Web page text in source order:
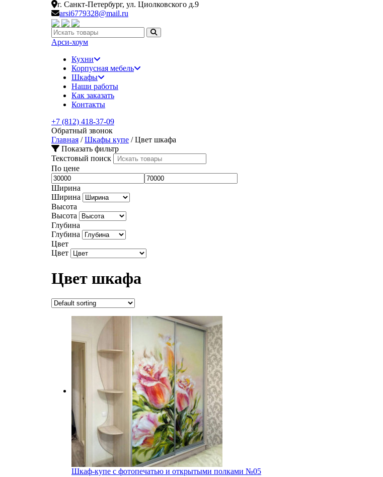
г. Санкт-Петербург, ул. Циолковского д.9
arsi6779328@mail.ru
Искать:
Арси-хоум
Кухни
Корпусная мебель
Шкафы
Наши работы
Как заказать
Контакты
+7 (812) 418-37-09
Обратный звонок
Главная /Шкафы купе /Цвет шкафа
Показать фильтр
Текстовый поиск
По цене
Ширина
Ширина
Высота
Высота
Глубина
Глубина
Цвет
Цвет
Цвет шкафа
Шкаф-купе с фотопечатью и открытыми полками №05